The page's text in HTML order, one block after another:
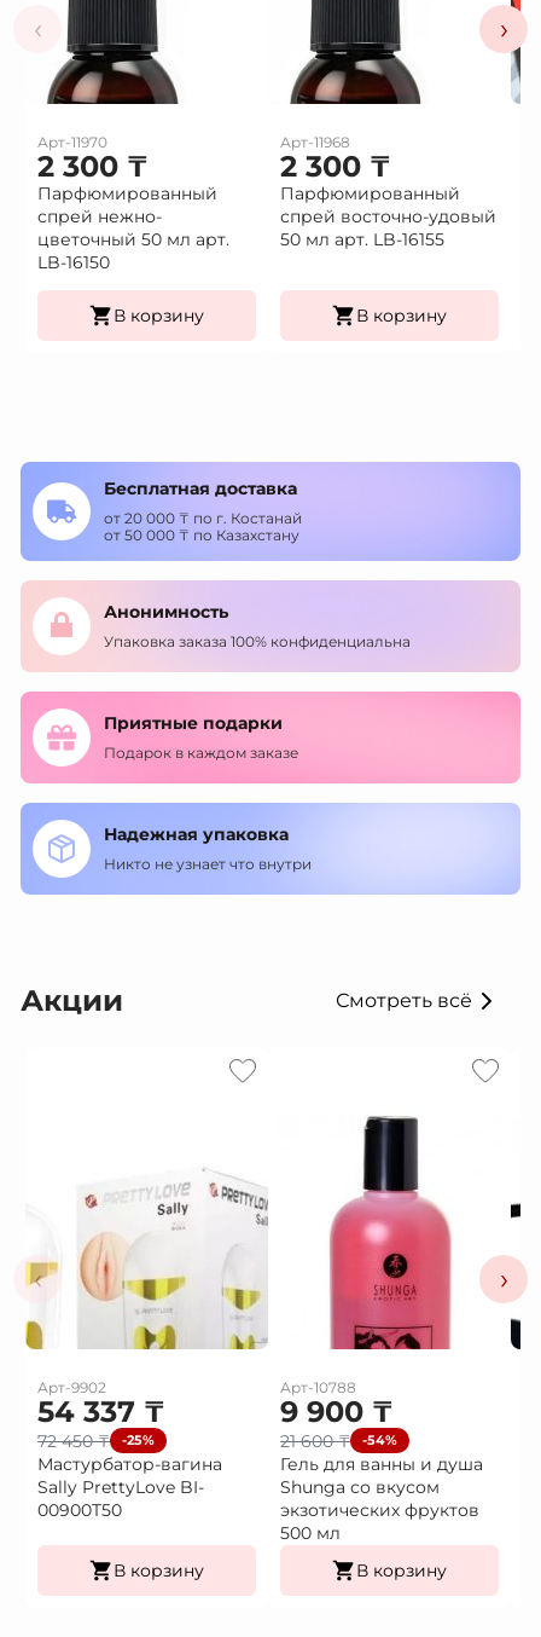
‹
Арт-11970
2 300 ₸
Парфюмированный
спрей нежно-
цветочный 50 мл арт.
LB-16150
В корзину
Арт-11968
2 300 ₸
Парфюмированный
спрей восточно-удовый
50 мл арт. LB-16155
В корзину
›
Бесплатная доставка
от 20 000 ₸ по г. Костанай
от 50 000 ₸ по Казахстану
Анонимность
Упаковка заказа 100% конфиденциальна
Приятные подарки
Подарок в каждом заказе
Надежная упаковка
Никто не узнает что внутри
Акции Смотреть всё
‹
Арт-9902
54 337 ₸
72 450₸ -25%
Мастурбатор-вагина
Sally PrettyLove BI-
00900T50
В корзину
Арт-10788
9 900 ₸
21 600₸ -54%
Гель для ванны и душа
Shunga со вкусом
экзотических фруктов
500 мл
В корзину
›